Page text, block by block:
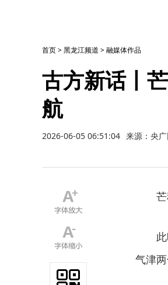
首页>黑龙江频道 >融媒体作品
古方新话丨
航
2026-06-05 06:51:04 来源：央
气津